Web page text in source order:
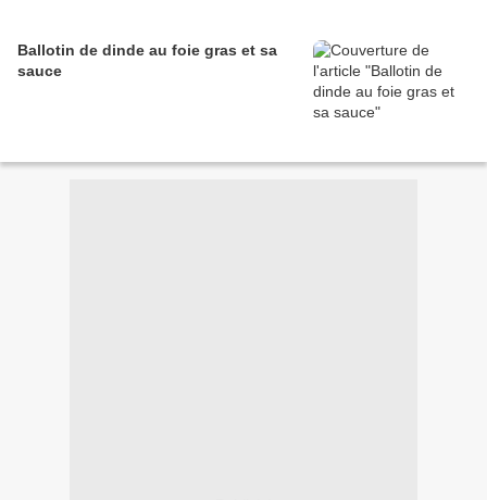
Ballotin de dinde au foie gras et sa
sauce